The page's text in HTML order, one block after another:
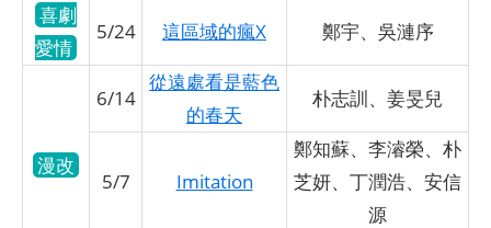
喜劇
愛情
5/24 這區域的瘋X 鄭宇、吳漣序
漫改
6/14
從遠處看是藍色
的春天
朴志訓、姜旻兒
5/7 Imitation
鄭知蘇、李濬榮、朴
芝妍、丁潤浩、安信
源